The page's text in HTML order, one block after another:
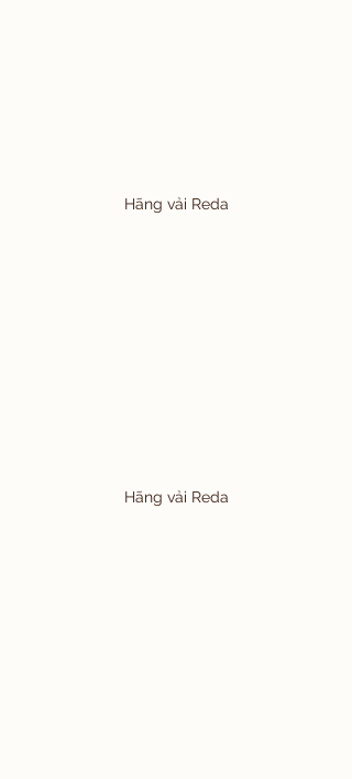
Hãng vải Reda
Hãng vải Reda